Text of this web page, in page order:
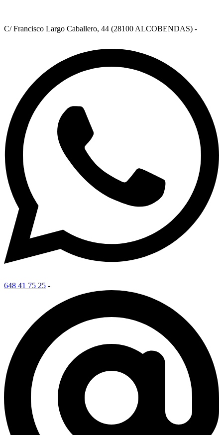
C/ Francisco Largo Caballero, 44 (28100 ALCOBENDAS) -
648 41 75 25 -